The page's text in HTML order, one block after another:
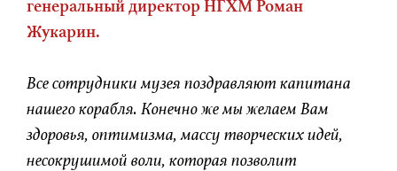
генеральный директор НГХМ Роман
Жукарин.
Все сотрудники музея поздравляют капитана
нашего корабля. Конечно же мы желаем Вам
здоровья, оптимизма, массу творческих идей,
несокрушимой воли, которая позволит